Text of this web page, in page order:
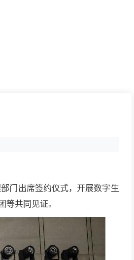
门出席签约仪式，开展数字生
共同见证。